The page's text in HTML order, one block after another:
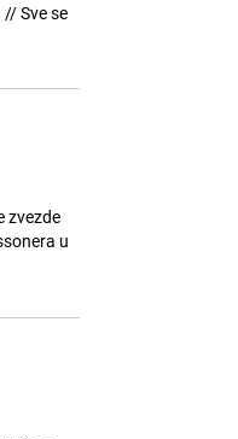
zvezde
u